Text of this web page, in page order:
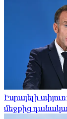
Իսրայելի
մեջքից